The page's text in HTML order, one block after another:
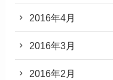
2016年4月
2016年3月
2016年2月